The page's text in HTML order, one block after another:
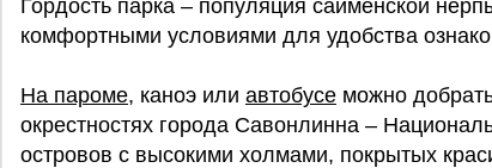
Гордость парка – популяция сайменской
комфортными условиями для удобства
На пароме, каноэ или автобусе можно
окрестностях города Савонлинна –
островов с высокими холмами, покрытых